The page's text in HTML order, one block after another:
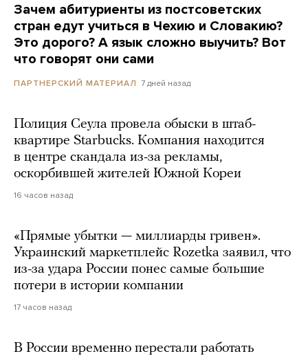
Зачем абитуриенты из постсоветских
стран едут учиться в Чехию и Словакию?
Это дорого? А язык сложно выучить? Вот
что говорят они сами
ПАРТНЕРСКИЙ МАТЕРИАЛ 7 дней назад
Полиция Сеула провела обыски в штаб-
квартире Starbucks. Компания находится
в центре скандала из-за рекламы,
оскорбившей жителей Южной Кореи
16 часов назад
«Прямые убытки — миллиарды гривен».
Украинский маркетплейс Rozetka заявил, что
из-за удара России понес самые большие
потери в истории компании
17 часов назад
В России временно перестали работать